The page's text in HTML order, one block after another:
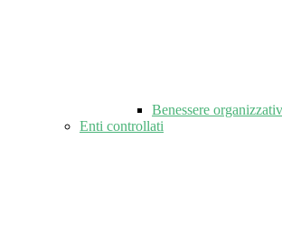
Benessere
Enti controllati